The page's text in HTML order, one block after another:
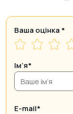
Ваша оцінка *
Ім’я*
E-mail*